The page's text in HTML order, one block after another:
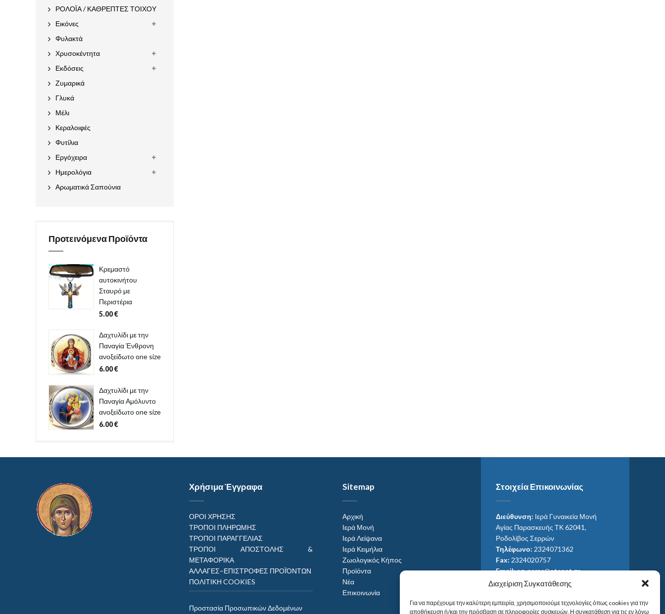
Διαχείριση Συγκατάθεσης
Για να παρέχουμε την καλύτερη εμπειρία, χρησιμοποιούμε τεχνολογίες όπως cookies για την
αποθήκευση ή/και την πρόσβαση σε πληροφορίες συσκευών. Η συγκατάθεση για τις εν λόγω
ΡΟΛΟΪΑ / ΚΑΘΡΕΠΤΕΣ ΤΟΙΧΟΥ
Εικόνες
Φυλακτά
Χρυσοκέντητα
Εκδόσεις
Ζυμαρικά
Γλυκά
Μέλι
Κεραλοιφές
Φυτίλια
Εργόχειρα
Ημερολόγια
Αρωματικά Σαπούνια
Προτεινόμενα Προϊόντα
Κρεμαστό
αυτοκινήτου
Σταυρό με
Περιστέρια
5.00€
Δαχτυλίδι με την
Παναγία Ένθρονη
ανοξείδωτο one size
6.00€
Δαχτυλίδι με την
Παναγία Αμόλυντο
ανοξείδωτο one size
6.00€
Χρήσιμα Έγγραφα
ΟΡΟΙ ΧΡΗΣΗΣ
ΤΡΟΠΟΙ ΠΛΗΡΩΜΗΣ
ΤΡΟΠΟΙ ΠΑΡΑΓΓΕΛΙΑΣ
ΤΡΟΠΟΙ ΑΠΟΣΤΟΛΗΣ &
ΜΕΤΑΦΟΡΙΚΑ
ΑΛΛΑΓΕΣ–ΕΠΙΣΤΡΟΦΕΣ ΠΡΟΪΌΝΤΩΝ
ΠΟΛΙΤΙΚΗ COOKIES
Προστασία Προσωπικών Δεδομένων
Sitemap
Αρχική
Ιερά Μονή
Ιερά Λείψανα
Ιερά Κειμήλια
Ζωολογικός Κήπος
Προϊόντα
Νέα
Επικοινωνία
Στοιχεία Επικοινωνίας
Διεύθυνση: Ιερά Γυναικεία Μονή
Αγίας Παρασκευής ΤΚ 62041,
Ροδολίβος Σερρών
Τηλέφωνο: 2324071362
Fax: 2324020757
Email:ag_paras@otenet.gr
Email:info@im-agparaskevis.gr
Από ανατολή έως και δύση του ηλίου.